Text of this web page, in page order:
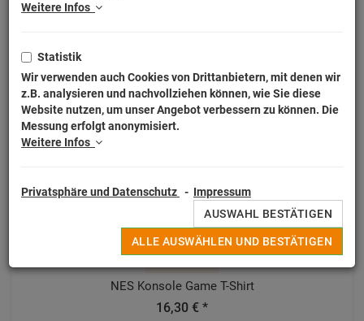
NES Konsole Game T-Shirt
16,30 € *
Weitere Infos
Statistik
Wir verwenden auch Cookies von Drittanbietern, mit denen wir
z.B. analysieren und nachvollziehen können, wie Sie diese
Website nutzen, um unser Angebot verbessern zu können. Die
Messung erfolgt anonymisiert.
Weitere Infos
Privatsphäre und Datenschutz - Impressum
AUSWAHL BESTÄTIGEN
ALLE AUSWÄHLEN UND BESTÄTIGEN